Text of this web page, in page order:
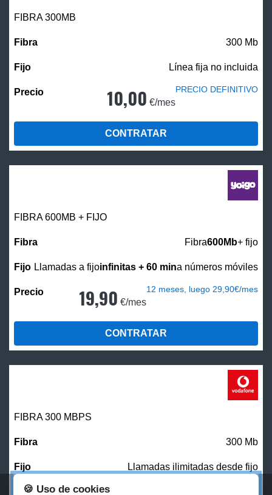
FIBRA 300MB
300 Mb
Línea fija no incluida
10,00 €/mes
PRECIO DEFINITIVO
CONTRATAR
FIBRA 600MB + FIJO
Fibra600Mb+ fijo
Llamadas a fijoinfinitas + 60 mina números móviles
19,90 €/mes
12 meses, luego 29,90€/mes
CONTRATAR
FIBRA 300 MBPS
300 Mb
Llamadas ilimitadas desde fijo
🍪 Uso de cookies